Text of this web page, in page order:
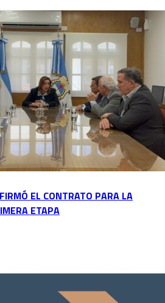
EL CONTRATO PARA LA
ETAPA